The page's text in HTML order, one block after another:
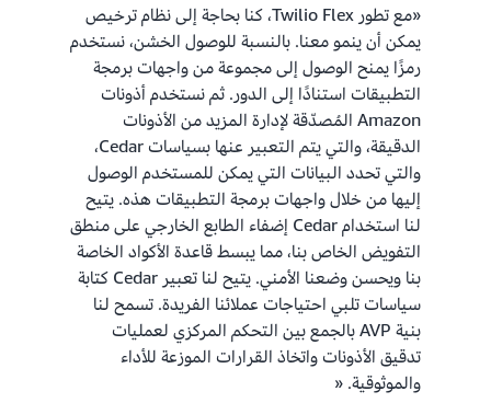
«مع تطور Twilio Flex، كنا بحاجة إلى نظام ترخيص
يمكن أن ينمو معنا. بالنسبة للوصول الخشن، نستخدم
رمزًا يمنح الوصول إلى مجموعة من واجهات برمجة
التطبيقات استنادًا إلى الدور. ثم نستخدم أذونات
Amazon المُصدّقة لإدارة المزيد من الأذونات
الدقيقة، والتي يتم التعبير عنها بسياسات Cedar،
والتي تحدد البيانات التي يمكن للمستخدم الوصول
إليها من خلال واجهات برمجة التطبيقات هذه. يتيح
لنا استخدام Cedar إضفاء الطابع الخارجي على منطق
التفويض الخاص بنا، مما يبسط قاعدة الأكواد الخاصة
بنا ويحسن وضعنا الأمني. يتيح لنا تعبير Cedar كتابة
سياسات تلبي احتياجات عملائنا الفريدة. تسمح لنا
بنية AVP بالجمع بين التحكم المركزي لعمليات
تدقيق الأذونات واتخاذ القرارات الموزعة للأداء
والموثوقية. «